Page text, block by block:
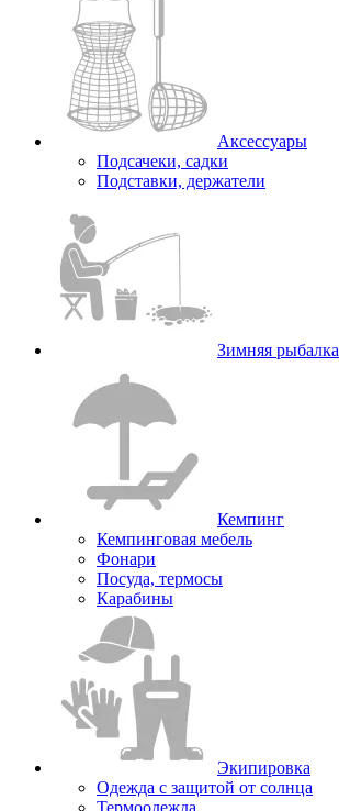
Аксессуары
Подсачеки, садки
Подставки, держатели
Зимняя рыбалка
Кемпинг
Кемпинговая мебель
Фонари
Посуда, термосы
Карабины
Экипировка
Одежда с защитой от солнца
Термоодежда